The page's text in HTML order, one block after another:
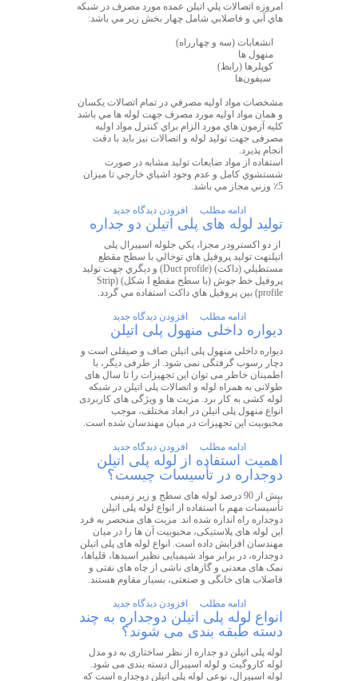
امروزه اتصالات پلي اتيلن عمده مورد مصرف در شبكه
هاي آبي و فاضلابي شامل چهار بخش زير مي باشد:
انشعابات (سه و چهارراه)
منهول ها
كوپلرها (رابط)
سيفون‌ها
مشخصات مواد اوليه مصرفي در تمام اتصالات يكسان
و همان مواد اوليه مورد مصرف جهت لوله ها مي باشد
كليه آزمون هاي مورد الزام براي كنترل مواد اوليه
مصرفی جهت توليد لوله و اتصالات نيز بايد با دقت
انجام پذيرد.
استفاده از مواد ضايعات توليد مشابه در صورت
شستشوي كامل و عدم وجود اشياي خارجي تا ميزان
5٪ وزني مجاز مي باشد.
ادامه مطلب افزودن دیدگاه جدید
توليد لوله های پلی اتيلن دو جداره
از دو اكسترودر مجزا، يكي جلوله اسپیرال پلی
اتیلنهت توليد پروفيل هاي توخالي با سطح مقطع
مستطيلي (داكت) (Duct profile) و ديگري جهت توليد
پروفيل خط جوش (با سطح مقطع I شكل) (Strip
profile) بين پروفيل هاي داكت استفاده مي گردد.
ادامه مطلب افزودن دیدگاه جدید
دیواره داخلی منهول پلی اتیلن
دیواره داخلی منهول پلی اتیلن صاف و صیقلی است و
دچار رسوب گرفتگی نمی شود. از طرفی دیگر، با
اطمینان خاطر می توان این تجهیزات را تا سال های
طولانی به همراه لوله و اتصالات پلی اتیلن در شبکه
لوله کشی به کار برد. مزیت ها و ویژگی های کاربردی
انواع منهول پلی اتیلن در ابعاد مختلف، موجب
محبوبیت این تجهیزات در میان مهندسان شده است.
ادامه مطلب افزودن دیدگاه جدید
اهمیت استفاده از لوله پلی اتیلن
دوجداره در تأسیسات چیست؟
بیش از 90 درصد لوله های سطح و زیر زمینی
تأسیسات مهم با استفاده از انواع لوله پلی اتیلن
دوجداره راه اندازه شده اند. مزیت های منحصر به فرد
این لوله های پلاستیکی، محبوبیت آن ها را در میان
مهندسان افزایش داده است. انواع لوله های پلی اتیلن
دوجداره، در برابر مواد شیمیایی نظیر اسیدها، قلیاها،
نمک های معدنی و گازهای ناشی از چاه های نفتی و
فاضلاب های خانگی و صنعتی، بسیار مقاوم هستند.
ادامه مطلب افزودن دیدگاه جدید
انواع لوله پلی اتیلن دوجداره به چند
دسته طبقه بندی می شوند؟
لوله پلی اتیلن دو جداره از نظر ساختاری به دو مدل
لوله کاروگیت و لوله اسپیرال دسته بندی می شود.
لوله اسپیرال، نوعی لوله پلی اتیلن دوجداره است که